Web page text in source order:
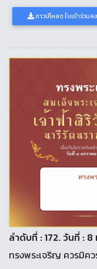
ดาวน์โหลด ใบเข้าร่วมล
ลำดับที่ : 172. วันที่ : 8
ทรงพระเจริญ ควรมิค